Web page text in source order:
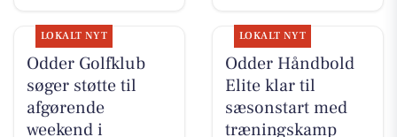
LOKALT NYT
Odder Golfklub
søger støtte til
afgørende
weekend i
LOKALT NYT
Odder Håndbold
Elite klar til
sæsonstart med
træningskamp